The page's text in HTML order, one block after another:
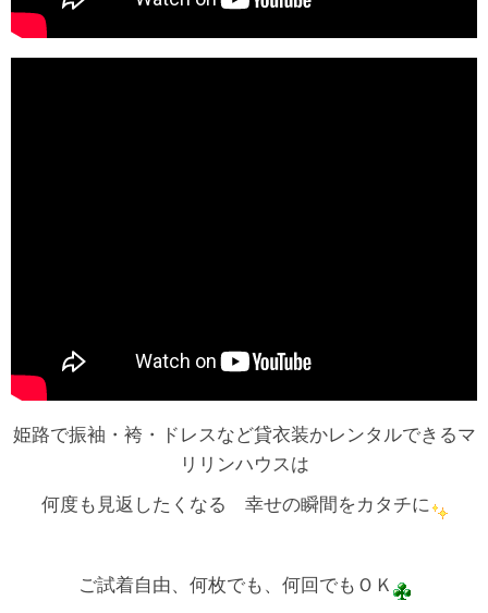
姫路で振袖・袴・ドレスなど貸衣装かレンタルできるマ
リリンハウスは
何度も見返したくなる 幸せの瞬間をカタチに
ご試着自由、何枚でも、何回でもＯＫ